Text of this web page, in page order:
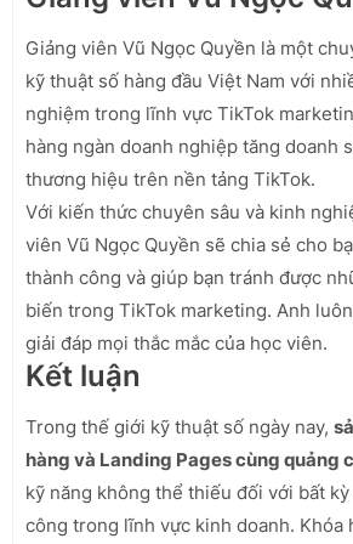
Giảng viên Vũ Ngọc Quyền là một
kỹ thuật số hàng đầu Việt Nam với
nghiệm trong lĩnh vực TikTok
hàng ngàn doanh nghiệp tăng doanh
thương hiệu trên nền tảng TikTok.
Với kiến thức chuyên sâu và kinh
viên Vũ Ngọc Quyền sẽ chia sẻ cho
thành công và giúp bạn tránh được
biến trong TikTok marketing. Anh
giải đáp mọi thắc mắc của học viên.
Kết luận
Trong thế giới kỹ thuật số ngày nay,
hàng và Landing Pages cùng quảng
kỹ năng không thể thiếu đối với bất
công trong lĩnh vực kinh doanh. Khóa